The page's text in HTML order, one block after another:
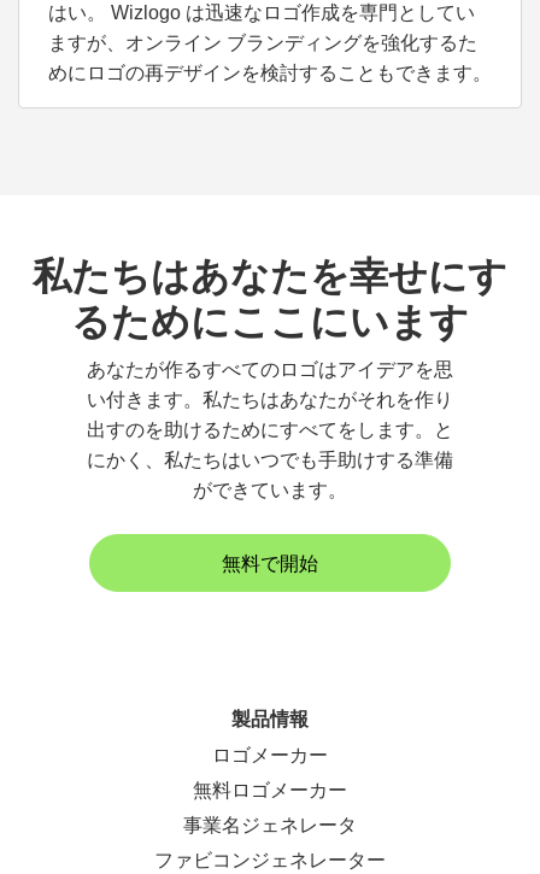
はい。 Wizlogo は迅速なロゴ作成を専門としてい
ますが、オンライン ブランディングを強化するた
めにロゴの再デザインを検討することもできます。
私たちはあなたを幸せにす
るためにここにいます
あなたが作るすべてのロゴはアイデアを思
い付きます。私たちはあなたがそれを作り
出すのを助けるためにすべてをします。と
にかく、私たちはいつでも手助けする準備
ができています。
無料で開始
製品情報
ロゴメーカー
無料ロゴメーカー
事業名ジェネレータ
ファビコンジェネレーター